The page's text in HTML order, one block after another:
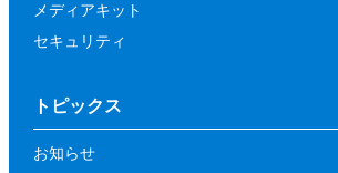
メディアキット
セキュリティ
トピックス
お知らせ